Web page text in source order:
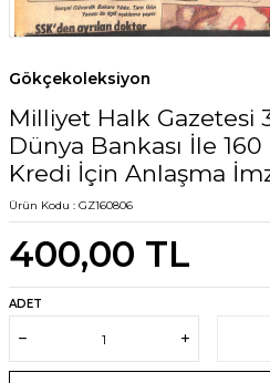
Gökçekoleksiyon
Milliyet Halk Gazetesi
Dünya Bankası İle
Kredi İçin Anlaşma
Ürün Kodu : GZ160806
400,00 TL
ADET